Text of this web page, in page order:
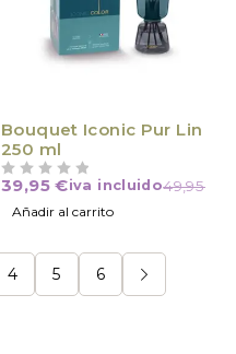
Bouquet Iconic Pur Lin
250 ml
49,95
39,95€iva incluido
Añadir al carrito
4 5 6